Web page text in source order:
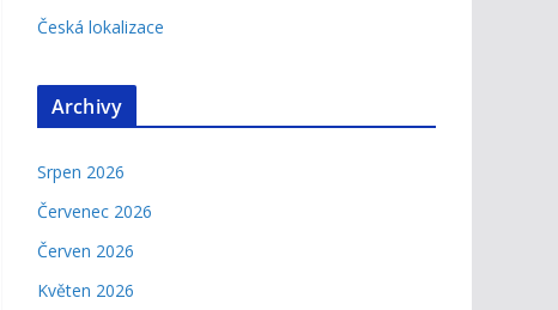
Česká lokalizace
Archivy
Srpen 2026
Červenec 2026
Červen 2026
Květen 2026